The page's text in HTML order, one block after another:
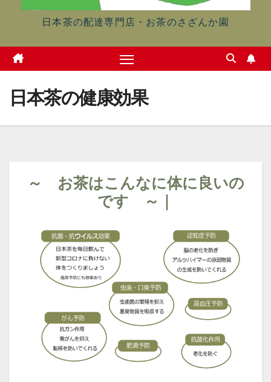
日本茶の配達専門店・お茶のさざんか園
日本茶の健康効果
～ お茶はこんなに体に良いの
です ～｜